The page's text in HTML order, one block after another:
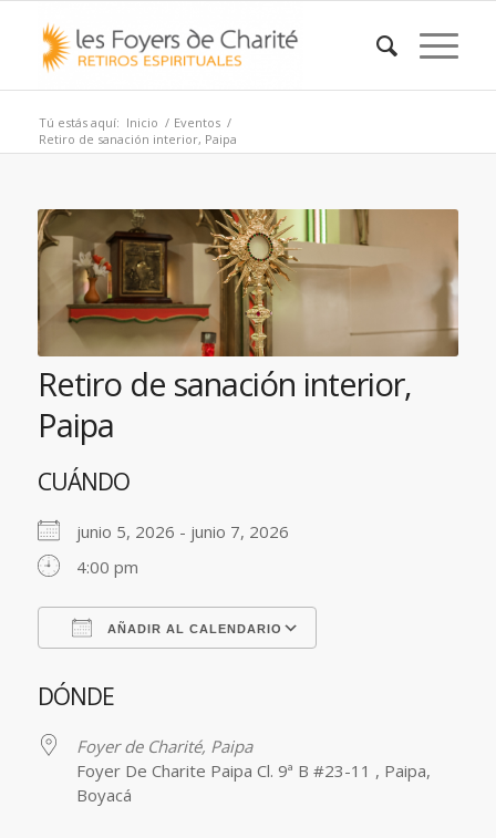
Tú estás aquí: Inicio / Eventos /
Retiro de sanación interior, Paipa
Retiro de sanación interior,
Paipa
CUÁNDO
junio 5, 2026 - junio 7, 2026
4:00 pm
AÑADIR AL CALENDARIO
DÓNDE
Foyer de Charité, Paipa
Foyer De Charite Paipa Cl. 9ª B #23-11 , Paipa,
Boyacá